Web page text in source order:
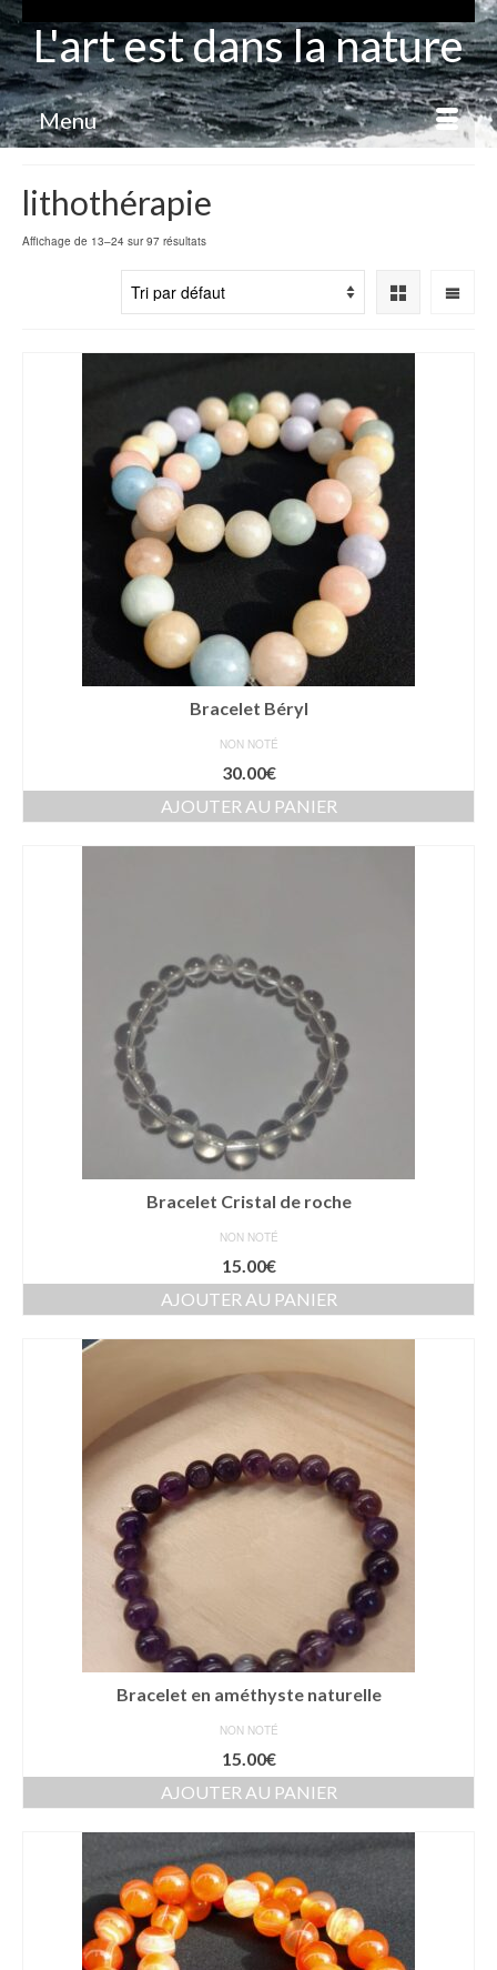
L'art est dans la nature
Menu
lithothérapie
Affichage de 13–24 sur 97 résultats
Bracelet Béryl
NON NOTÉ
30.00€
AJOUTER AU PANIER
Bracelet Cristal de roche
NON NOTÉ
15.00€
AJOUTER AU PANIER
Bracelet en améthyste naturelle
NON NOTÉ
15.00€
AJOUTER AU PANIER